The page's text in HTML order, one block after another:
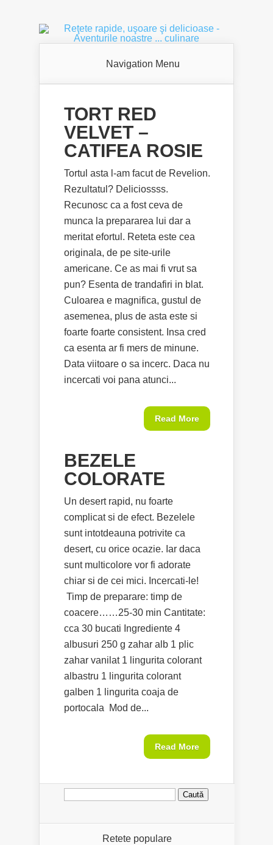
Navigation Menu
TORT RED
VELVET –
CATIFEA ROSIE
Tortul asta l-am facut de Revelion.
Rezultatul? Deliciossss.
Recunosc ca a fost ceva de
munca la prepararea lui dar a
meritat efortul. Reteta este cea
originala, de pe site-urile
americane. Ce as mai fi vrut sa
pun? Esenta de trandafiri in blat.
Culoarea e magnifica, gustul de
asemenea, plus de asta este si
foarte foarte consistent. Insa cred
ca esenta ar fi mers de minune.
Data viitoare o sa incerc. Daca nu
incercati voi pana atunci...
Read More
BEZELE
COLORATE
Un desert rapid, nu foarte
complicat si de efect. Bezelele
sunt intotdeauna potrivite ca
desert, cu orice ocazie. Iar daca
sunt multicolore vor fi adorate
chiar si de cei mici. Incercati-le!
Timp de preparare: timp de
coacere……25-30 min Cantitate:
cca 30 bucati Ingrediente 4
albusuri 250 g zahar alb 1 plic
zahar vanilat 1 lingurita colorant
albastru 1 lingurita colorant
galben 1 lingurita coaja de
portocala Mod de...
Read More
Caută
Retete populare